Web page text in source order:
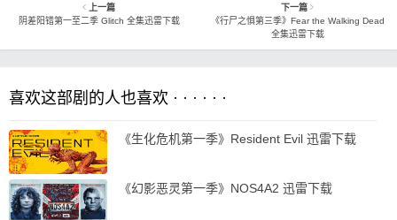
上一篇
阴差阳错第一至二季 Glitch 全集迅雷下载
下一篇
《行尸之惧第三季》Fear the Walking Dead
全集迅雷下载
喜欢这部剧的人也喜欢 · · · · · ·
《生化危机第一季》Resident Evil 迅雷下载
《幻影恶灵第一季》NOS4A2 迅雷下载